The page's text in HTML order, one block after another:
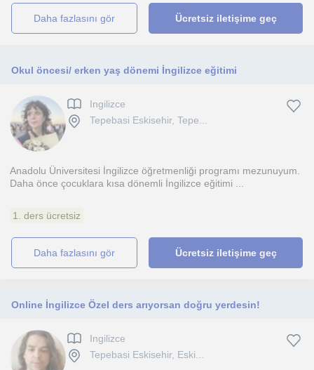
daha fazlasını gör Ücretsiz iletişime geç
Okul öncesi/ erken yaş dönemi İngilizce eğitimi
Ingilizce
Tepebasi Eskisehir, Tepe...
Anadolu Üniversitesi İngilizce öğretmenliği programı mezunuyum.
Daha önce çocuklara kısa dönemli İngilizce eğitimi ...
1. ders ücretsiz
daha fazlasını gör Ücretsiz iletişime geç
Online İngilizce Özel ders arıyorsan doğru yerdesin!
Ingilizce
Tepebasi Eskisehir, Eski...